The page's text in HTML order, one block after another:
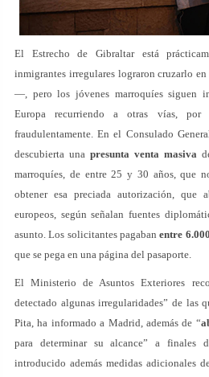
El Estrecho de Gibraltar está
inmigrantes irregulares lograron cruzarlo
—, pero los jóvenes marroquíes siguen
Europa recurriendo a otras vías, por
fraudulentamente. En el Consulado
descubierta una presunta venta masiva
marroquíes, de entre 25 y 30 años, que
obtener esa preciada autorización, que
europeos, según señalan fuentes
asunto. Los solicitantes pagaban entre
que se pega en una página del pasaporte.
El Ministerio de Asuntos Exteriores
detectado algunas irregularidades” de las
Pita, ha informado a Madrid, además de “
para determinar su alcance” a finales
introducido además medidas adicionales